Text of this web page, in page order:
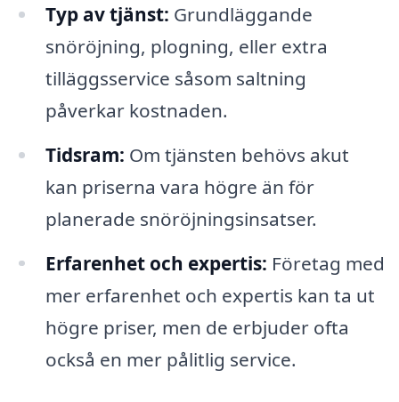
Typ av tjänst: Grundläggande
snöröjning, plogning, eller extra
tilläggsservice såsom saltning
påverkar kostnaden.
Tidsram: Om tjänsten behövs akut
kan priserna vara högre än för
planerade snöröjningsinsatser.
Erfarenhet och expertis: Företag med
mer erfarenhet och expertis kan ta ut
högre priser, men de erbjuder ofta
också en mer pålitlig service.